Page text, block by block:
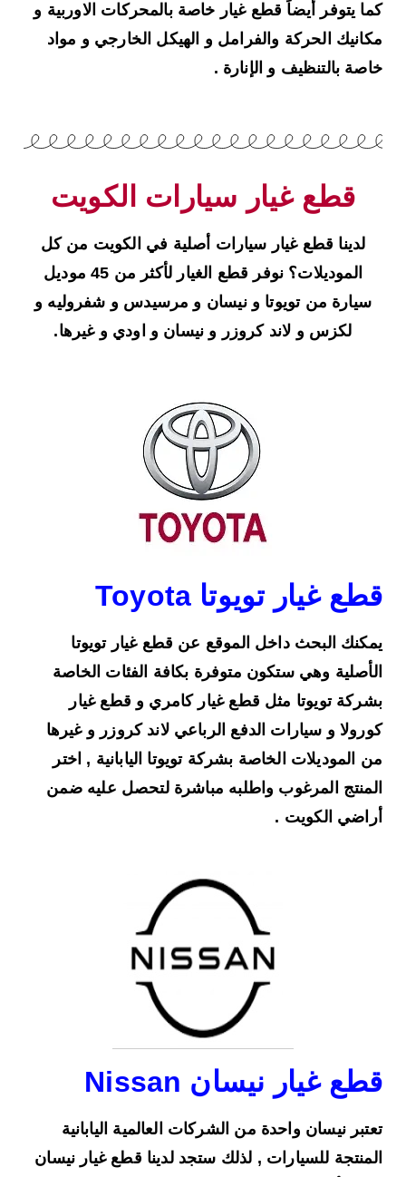
كما يتوفر أيضاً قطع غيار خاصة بالمحركات الاوربية و
مكانيك الحركة والفرامل و الهيكل الخارجي و مواد
خاصة بالتنظيف و الإنارة .
قطع غيار سيارات الكويت
لدينا قطع غيار سيارات أصلية في الكويت من كل
الموديلات؟ نوفر قطع الغيار لأكثر من 45 موديل
سيارة من تويوتا و نيسان و مرسيدس و شفروليه و
لكزس و لاند كروزر و نيسان و اودي و غيرها.
قطع غيار تويوتا Toyota
يمكنك البحث داخل الموقع عن قطع غيار تويوتا
الأصلية وهي ستكون متوفرة بكافة الفئات الخاصة
بشركة تويوتا مثل قطع غيار كامري و قطع غيار
كورولا و سيارات الدفع الرباعي لاند كروزر و غيرها
من الموديلات الخاصة بشركة تويوتا اليابانية , اختر
المنتج المرغوب واطلبه مباشرة لتحصل عليه ضمن
أراضي الكويت .
قطع غيار نيسان Nissan
تعتبر نيسان واحدة من الشركات العالمية اليابانية
المنتجة للسيارات , لذلك ستجد لدينا قطع غيار نيسان